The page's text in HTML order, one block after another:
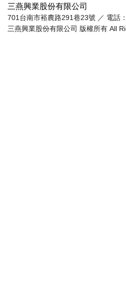
三燕興業股份有限公司
701台南市裕農路291巷23號 ／ 電話
三燕興業股份有限公司 版權所有 All